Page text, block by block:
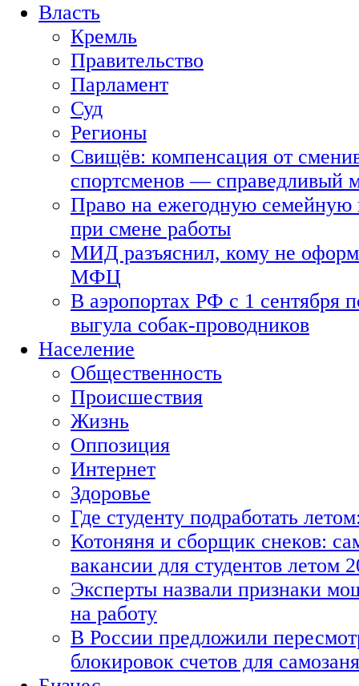
Власть
Кремль
Правительство
Парламент
Суд
Регионы
Свищёв: компенсация от
спортсменов — справедливый
Право на ежегодную семейную
при смене работы
МИД разъяснил, кому не
МФЦ
В аэропортах РФ с 1 сентября
выгула собак-проводников
Население
Общественность
Происшествия
Жизнь
Оппозиция
Интернет
Здоровье
Где студенту подработать
Котоняня и сборщик снеков:
вакансии для студентов летом
Эксперты назвали признаки
на работу
В России предложили
блокировок счетов для